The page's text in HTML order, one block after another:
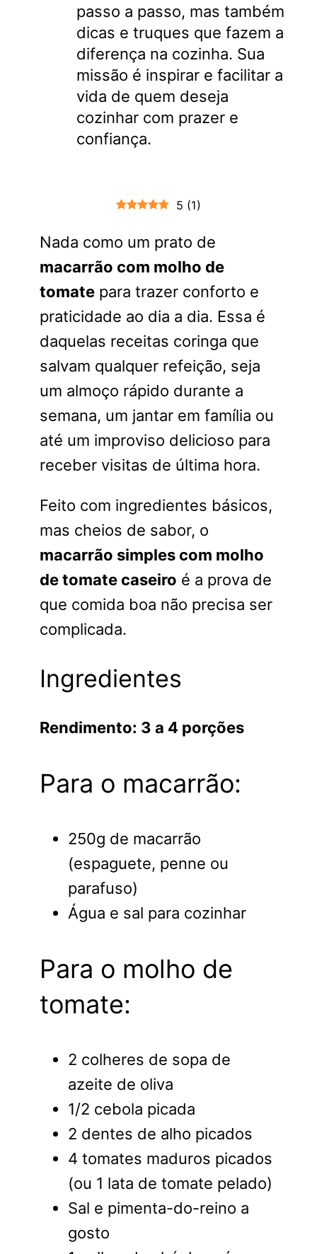
passo a passo, mas também
dicas e truques que fazem a
diferença na cozinha. Sua
missão é inspirar e facilitar a
vida de quem deseja
cozinhar com prazer e
confiança.
5 (1)
Nada como um prato de
macarrão com molho de
tomate para trazer conforto e
praticidade ao dia a dia. Essa é
daquelas receitas coringa que
salvam qualquer refeição, seja
um almoço rápido durante a
semana, um jantar em família ou
até um improviso delicioso para
receber visitas de última hora.
Feito com ingredientes básicos,
mas cheios de sabor, o
macarrão simples com molho
de tomate caseiro é a prova de
que comida boa não precisa ser
complicada.
Ingredientes
Rendimento: 3 a 4 porções
Para o macarrão:
250g de macarrão
(espaguete, penne ou
parafuso)
Água e sal para cozinhar
Para o molho de
tomate:
2 colheres de sopa de
azeite de oliva
1/2 cebola picada
2 dentes de alho picados
4 tomates maduros picados
(ou 1 lata de tomate pelado)
Sal e pimenta-do-reino a
gosto